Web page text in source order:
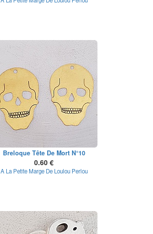
Breloque Tête De Mort N°10
0.60 €
A La Petite Marge De Loulou Perlou